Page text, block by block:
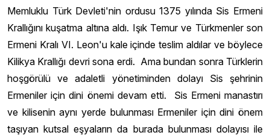
Memluklu Türk Devleti'nin ordusu 1375 yılında Sis Ermeni
Krallığını kuşatma altına aldı. Işık Temur ve Türkmenler son
Ermeni Kralı VI. Leon'u kale içinde teslim aldılar ve böylece
Kilikya Krallığı devri sona erdi. Ama bundan sonra Türklerin
hoşgörülü ve adaletli yönetiminden dolayı Sis şehrinin
Ermeniler için dini önemi devam etti. Sis Ermeni manastırı
ve kilisenin aynı yerde bulunması Ermeniler için dini önem
taşıyan kutsal eşyaların da burada bulunması dolayısı ile